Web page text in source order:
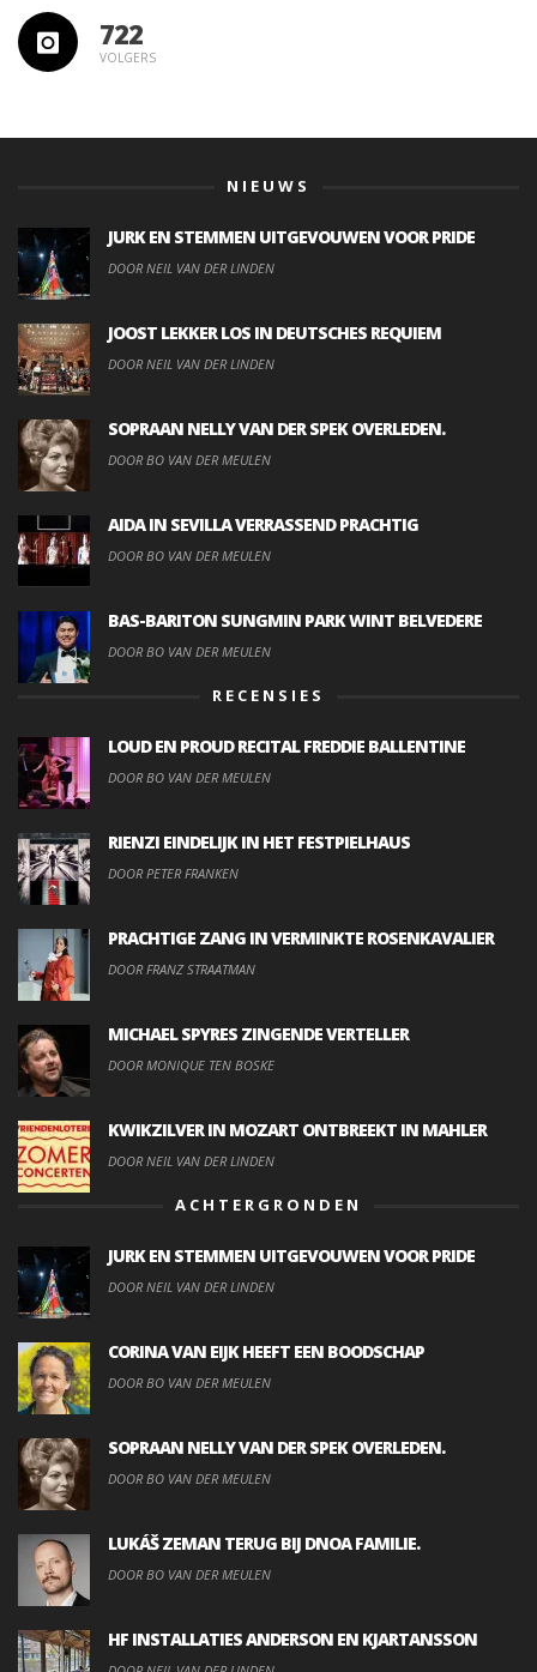
722
VOLGERS
NIEUWS
JURK EN STEMMEN UITGEVOUWEN VOOR PRIDE
DOOR NEIL VAN DER LINDEN
JOOST LEKKER LOS IN DEUTSCHES REQUIEM
DOOR NEIL VAN DER LINDEN
SOPRAAN NELLY VAN DER SPEK OVERLEDEN.
DOOR BO VAN DER MEULEN
AIDA IN SEVILLA VERRASSEND PRACHTIG
DOOR BO VAN DER MEULEN
BAS-BARITON SUNGMIN PARK WINT BELVEDERE
DOOR BO VAN DER MEULEN
RECENSIES
LOUD EN PROUD RECITAL FREDDIE BALLENTINE
DOOR BO VAN DER MEULEN
RIENZI EINDELIJK IN HET FESTPIELHAUS
DOOR PETER FRANKEN
PRACHTIGE ZANG IN VERMINKTE ROSENKAVALIER
DOOR FRANZ STRAATMAN
MICHAEL SPYRES ZINGENDE VERTELLER
DOOR MONIQUE TEN BOSKE
KWIKZILVER IN MOZART ONTBREEKT IN MAHLER
DOOR NEIL VAN DER LINDEN
ACHTERGRONDEN
JURK EN STEMMEN UITGEVOUWEN VOOR PRIDE
DOOR NEIL VAN DER LINDEN
CORINA VAN EIJK HEEFT EEN BOODSCHAP
DOOR BO VAN DER MEULEN
SOPRAAN NELLY VAN DER SPEK OVERLEDEN.
DOOR BO VAN DER MEULEN
LUKÁŠ ZEMAN TERUG BIJ DNOA FAMILIE.
DOOR BO VAN DER MEULEN
HF INSTALLATIES ANDERSON EN KJARTANSSON